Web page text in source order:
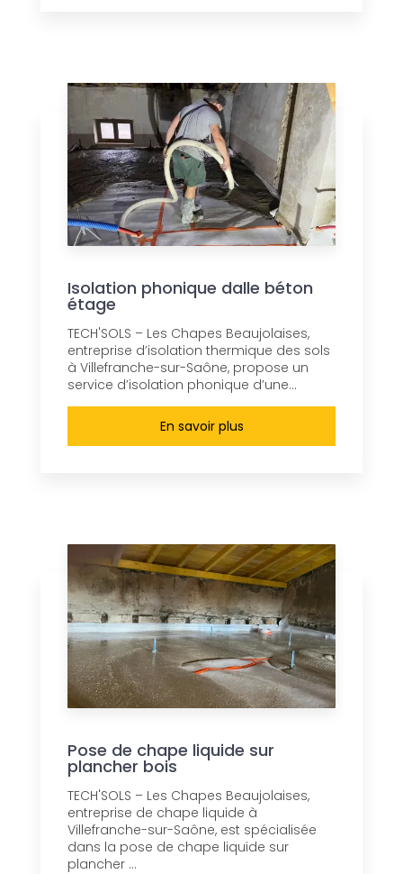
Isolation phonique dalle béton
étage
TECH'SOLS – Les Chapes Beaujolaises,
entreprise d’isolation thermique des sols
à Villefranche-sur-Saône, propose un
service d’isolation phonique d’une...
En savoir plus
Pose de chape liquide sur
plancher bois
TECH'SOLS – Les Chapes Beaujolaises,
entreprise de chape liquide à
Villefranche-sur-Saône, est spécialisée
dans la pose de chape liquide sur
plancher ...